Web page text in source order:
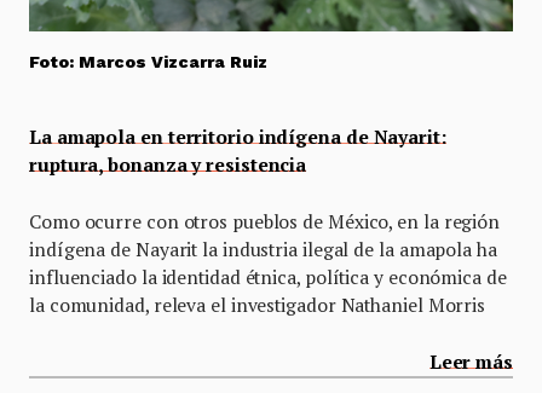
Foto: Marcos Vizcarra Ruiz
La amapola en territorio indígena de Nayarit:
ruptura, bonanza y resistencia
Como ocurre con otros pueblos de México, en la región
indígena de Nayarit la industria ilegal de la amapola ha
influenciado la identidad étnica, política y económica de
la comunidad, releva el investigador Nathaniel Morris
Leer más